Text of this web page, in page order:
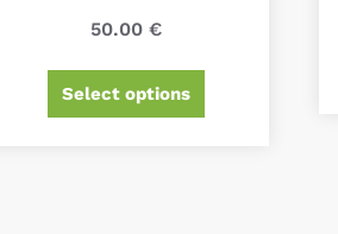
50.00 €
Select options